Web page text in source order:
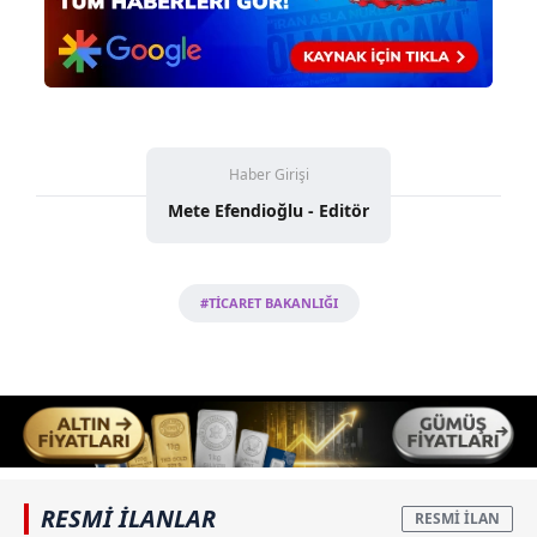
6698 sayılı Kişisel Verilerin Korunması Kanunu uyarınca
hazırlanmış Aydınlatma Metnimizi okumak ve sitemizde
ilgili mevzuata uygun olarak kullanılan çerezlerle ilgili bilgi
Haber Girişi
Mete Efendioğlu - Editör
#TİCARET BAKANLIĞI
RESMİ İLANLAR